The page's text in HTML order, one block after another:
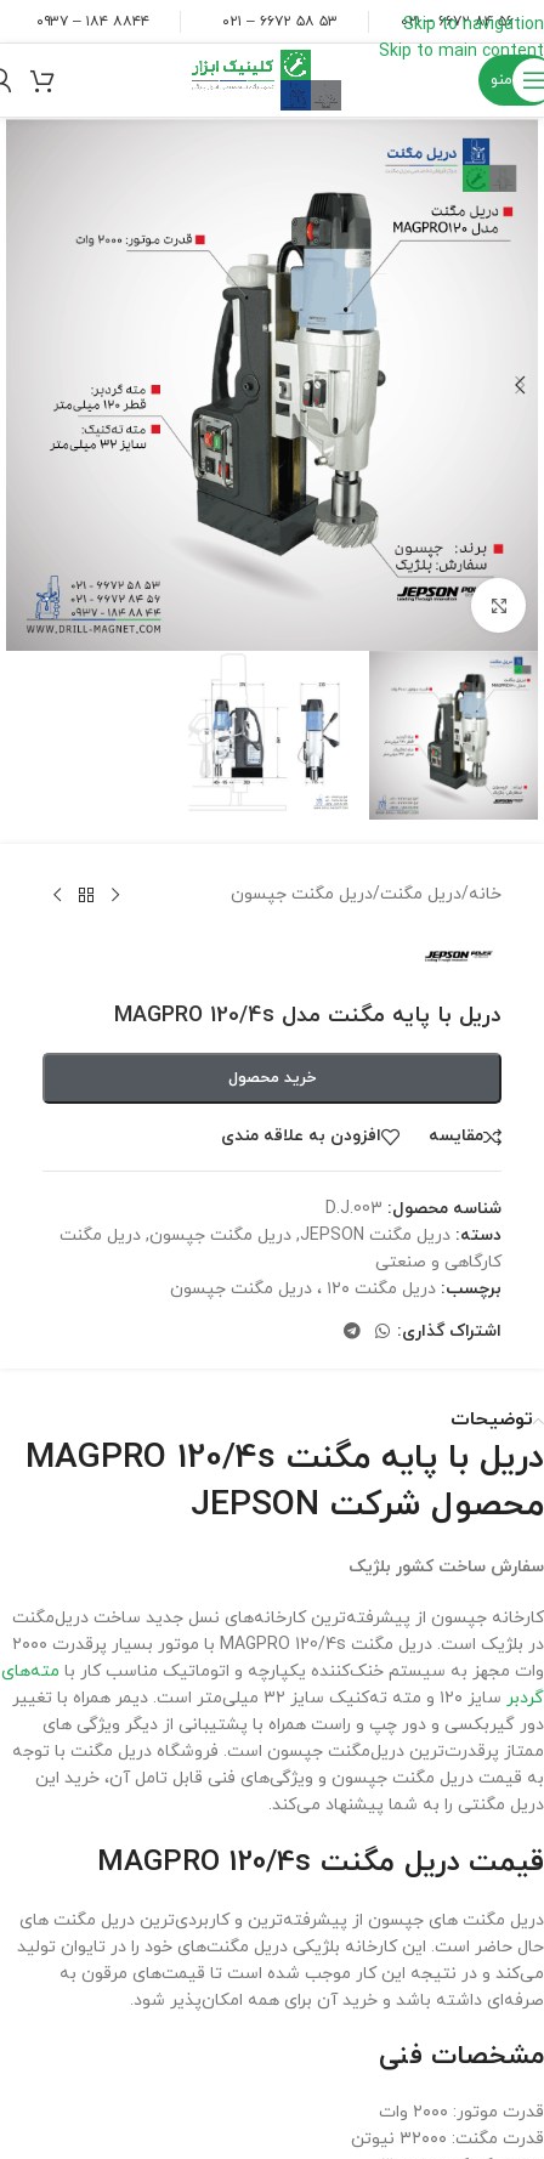
Skip to navigation
Skip to main content
۵۶ ۸۴ ۶۶۷۲ – ۰۲۱ ۵۳ ۵۸ ۶۶۷۲ – ۰۲۱ ۸۸۴۴ ۱۸۴ – ۰۹۳۷
منو
برای بزرگنمایی کلیک کنید
خانه/دریل مگنت/دریل مگنت جپسون
دریل با پایه مگنت مدل MAGPRO 120/4s
خرید محصول
مقايسه افزودن به علاقه مندی
شناسه محصول: D.J.003
دسته: دریل مگنت JEPSON , دریل مگنت جپسون, دریل مگنت
کارگاهی و صنعتی
برچسب: دریل مگنت ۱۲۰ ، دریل مگنت جپسون
اشتراک گذاری:
توضیحات
دریل با پایه مگنت MAGPRO 120/4s
محصول شرکت JEPSON
سفارش ساخت کشور بلژیک
کارخانه جپسون از پیشرفته‌ترین کارخانه‌های نسل جدید ساخت دریل‌مگنت
در بلژیک است. دریل مگنت MAGPRO 120/4s با موتور بسیار پرقدرت ۲۰۰۰
وات مجهز به سیستم خنک‌کننده یکپارچه و اتوماتیک مناسب کار با مته‌های
گردبر
سایز ۱۲۰ و مته ته‌کنیک سایز ۳۲ میلی‌متر است. دیمر همراه با تغییر
دور گیربکسی و دور چپ و راست همراه با پشتیبانی از دیگر ویژگی های
ممتاز پرقدرت‌ترین دریل‌مگنت جپسون است. فروشگاه دریل مگنت با توجه
به قیمت دریل مگنت جپسون و ویژگی‌های فنی قابل تامل آن، خرید این
دریل مگنتی را به شما پیشنهاد می‌کند.
قیمت دریل مگنت MAGPRO 120/4s
دریل مگنت های جپسون از پیشرفته‌ترین و کاربردی‌ترین دریل مگنت های
حال حاضر است. این کارخانه بلژیکی دریل مگنت‌های خود را در تایوان تولید
می‌کند و در نتیجه این کار موجب شده است تا قیمت‌‌های مرقون به
صرفه‌ای داشته باشد و خرید آن برای همه امکان‌پذیر شود.
مشخصات فنی
قدرت موتور: ۲۰۰۰ وات
قدرت مگنت: ۳۲۰۰۰ نیوتن